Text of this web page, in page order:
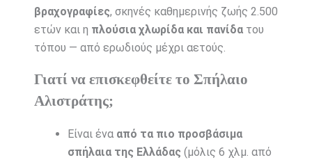
βραχογραφίες, σκηνές καθημερινής ζωής 2.500
ετών και η πλούσια χλωρίδα και πανίδατου
τόπου — από ερωδιούς μέχρι αετούς.
Γιατί να επισκεφθείτε το Σπήλαιο
Αλιστράτης;
Είναι ένα από τα πιο προσβάσιμα
σπήλαια της Ελλάδας (μόλις 6 χλμ. από